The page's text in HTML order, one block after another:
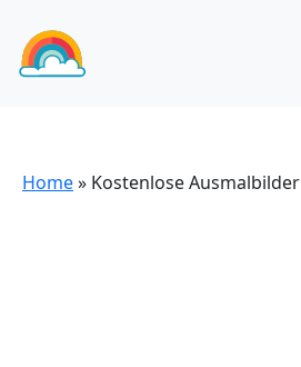
Home» Kostenlose Ausmalbilder